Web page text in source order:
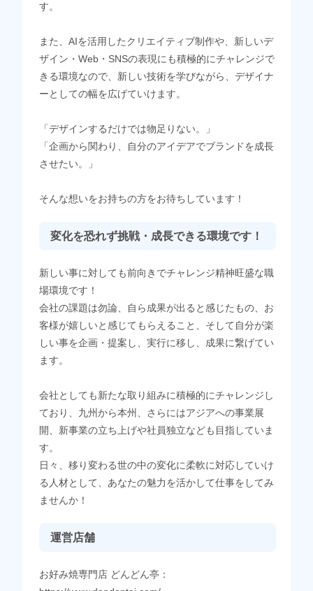
す。
また、AIを活用したクリエイティブ制作や、新しいデ
ザイン・Web・SNSの表現にも積極的にチャレンジで
きる環境なので、新しい技術を学びながら、デザイナ
ーとしての幅を広げていけます。
「デザインするだけでは物足りない。」
「企画から関わり、自分のアイデアでブランドを成長
させたい。」
そんな想いをお持ちの方をお待ちしています！
変化を恐れず挑戦・成長できる環境です！
新しい事に対しても前向きでチャレンジ精神旺盛な職
場環境です！
会社の課題は勿論、自ら成果が出ると感じたもの、お
客様が嬉しいと感じてもらえること、そして自分が楽
しい事を企画・提案し、実行に移し、成果に繋げてい
ます。
会社としても新たな取り組みに積極的にチャレンジし
ており、九州から本州、さらにはアジアへの事業展
開、新事業の立ち上げや社員独立なども目指していま
す。
日々、移り変わる世の中の変化に柔軟に対応していけ
る人材として、あなたの魅力を活かして仕事をしてみ
ませんか！
運営店舗
お好み焼専門店 どんどん亭：